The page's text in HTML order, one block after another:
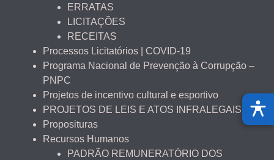
ERRATAS
LICITAÇÕES
RECEITAS
Processos Licitatórios | COVID-19
Programa Nacional de Prevenção à Corrupção –
PNPC
Projetos de incentivo cultural e esportivo
PROJETOS DE LEIS E ATOS INFRALEGAIS
Proposituras
Recursos Humanos
PADRÃO REMUNERATÓRIO DOS